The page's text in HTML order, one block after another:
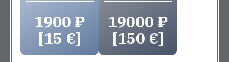
1900 ₽
[15 €]
19000 ₽
[150 €]